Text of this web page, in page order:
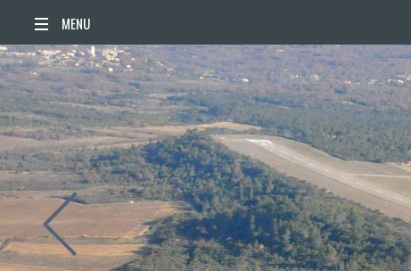
ACCUEIL
ACTUALITÉS
AGENDA
TERRITOIRE
VIE QUOTIDIENNE